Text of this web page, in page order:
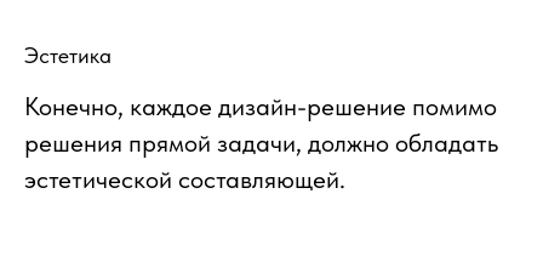
Эстетика
Конечно, каждое дизайн-решение помимо
решения прямой задачи, должно обладать
эстетической составляющей.